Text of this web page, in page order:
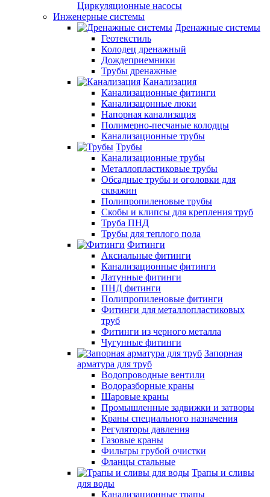
Циркуляционные насосы
Инженерные системы
Дренажные системы
Геотекстиль
Колодец дренажный
Дождеприемники
Трубы дренажные
Канализация
Канализационные фитинги
Канализацонные люки
Напорная канализация
Полимерно-песчаные колодцы
Канализационные трубы
Трубы
Канализационные трубы
Металлопластиковые трубы
Обсадные трубы и оголовки для
скважин
Полипропиленовые трубы
Скобы и клипсы для крепления труб
Труба ПНД
Трубы для теплого пола
Фитинги
Аксиальные фитинги
Канализационные фитинги
Латунные фитинги
ПНД фитинги
Полипропиленовые фитинги
Фитинги для металлопластиковых
труб
Фитинги из черного металла
Чугунные фитинги
Запорная
арматура для труб
Водопроводные вентили
Водоразборные краны
Шаровые краны
Промышленные задвижки и затворы
Краны специального назначения
Регуляторы давления
Газовые краны
Фильтры грубой очистки
Фланцы стальные
Трапы и сливы
для воды
Канализационные трапы